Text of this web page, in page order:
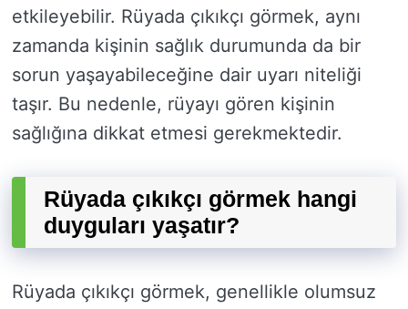
etkileyebilir. Rüyada çıkıkçı görmek, aynı
zamanda kişinin sağlık durumunda da bir
sorun yaşayabileceğine dair uyarı niteliği
taşır. Bu nedenle, rüyayı gören kişinin
sağlığına dikkat etmesi gerekmektedir.
Rüyada çıkıkçı görmek hangi
duyguları yaşatır?
Rüyada çıkıkçı görmek, genellikle olumsuz